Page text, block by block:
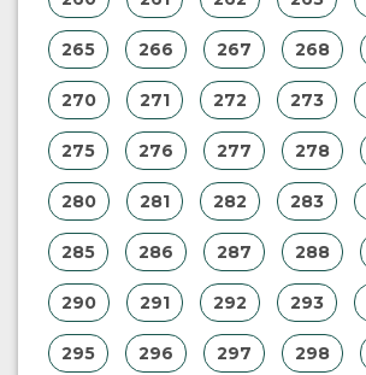
265 266 267 268
270 271 272 273
275 276 277 278
280 281 282 283
285 286 287 288
290 291 292 293
295 296 297 298